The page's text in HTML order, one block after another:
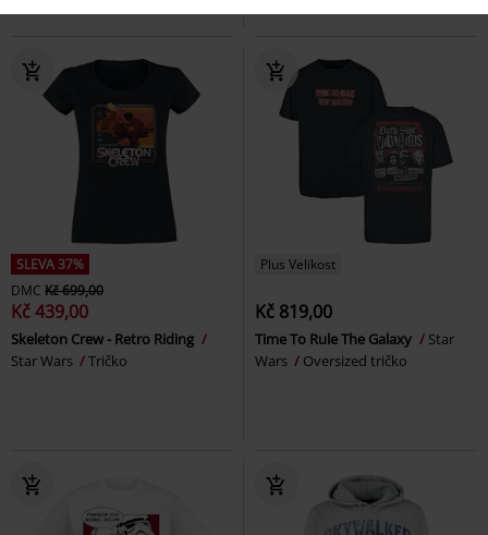
SLEVA 37%
DMC Kč 699,00
Kč 439,00
Skeleton Crew - Retro Riding
Star Wars
Tričko
Plus Velikost
Kč 819,00
Time To Rule The Galaxy
Star
Wars
Oversized tričko